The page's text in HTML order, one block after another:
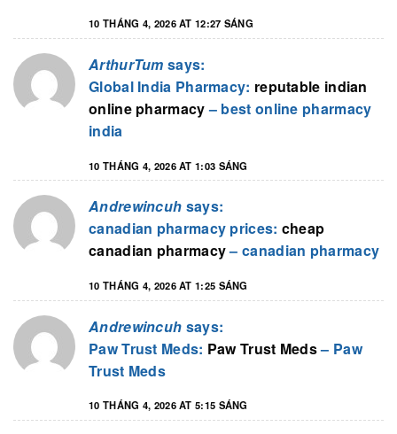
10 THÁNG 4, 2026 AT 12:27 SÁNG
ArthurTum says:
Global India Pharmacy: reputable indian
online pharmacy– best online pharmacy
india
10 THÁNG 4, 2026 AT 1:03 SÁNG
Andrewincuh says:
canadian pharmacy prices: cheap
canadian pharmacy– canadian pharmacy
10 THÁNG 4, 2026 AT 1:25 SÁNG
Andrewincuh says:
Paw Trust Meds: Paw Trust Meds– Paw
Trust Meds
10 THÁNG 4, 2026 AT 5:15 SÁNG